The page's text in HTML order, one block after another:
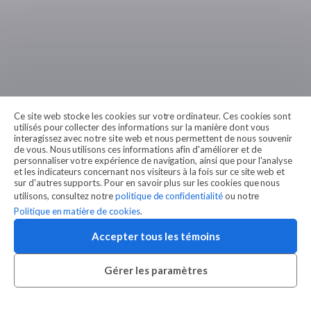
Ce site web stocke les cookies sur votre ordinateur. Ces cookies sont
utilisés pour collecter des informations sur la manière dont vous
interagissez avec notre site web et nous permettent de nous souvenir
de vous. Nous utilisons ces informations afin d'améliorer et de
personnaliser votre expérience de navigation, ainsi que pour l'analyse
et les indicateurs concernant nos visiteurs à la fois sur ce site web et
sur d'autres supports. Pour en savoir plus sur les cookies que nous
utilisons, consultez notrepolitique de confidentialitéou notre
Politique en matière de cookies.
Gérer les paramètres
Accepter tous les témoins